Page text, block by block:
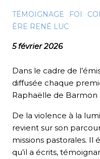
TÉMOIGNAGE FOI
ÈRE RENÉ LUC
5 février 2026
Dans le cadre de
diffusée chaque
Raphaëlle de Barmon
De la violence à la
revient sur son
missions pastorales. Il
qu’il a écrits,